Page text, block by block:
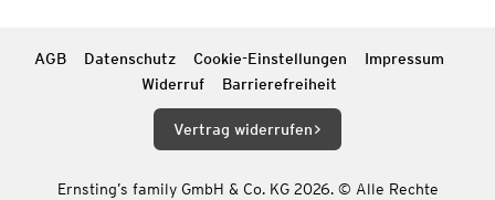
AGB Datenschutz Cookie-Einstellungen
Impressum
Widerruf
Barrierefreiheit
Vertrag widerrufen
Ernsting’s family GmbH & Co. KG 2026. © Alle Rechte